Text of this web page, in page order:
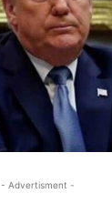
- Advertisment -